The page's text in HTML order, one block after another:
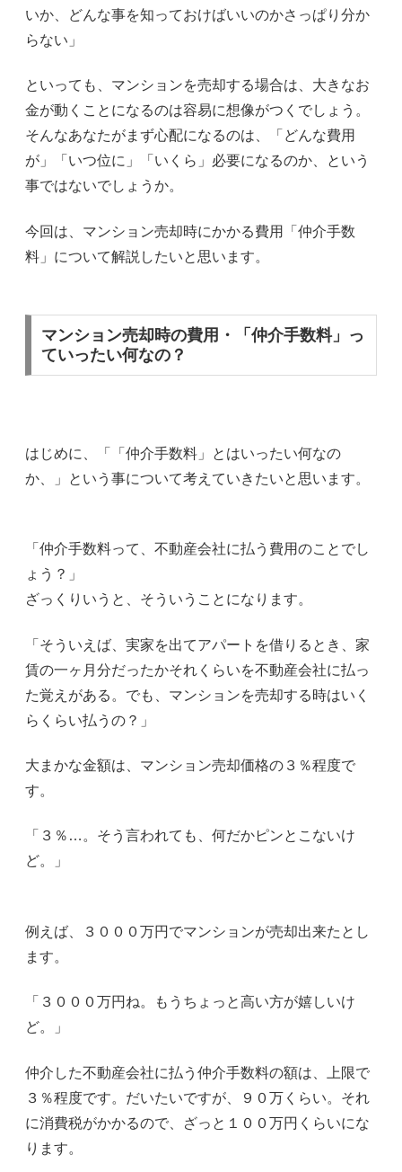
いか、どんな事を知っておけばいいのかさっぱり分か
らない」
といっても、マンションを売却する場合は、大きなお
金が動くことになるのは容易に想像がつくでしょう。
そんなあなたがまず心配になるのは、「どんな費用
が」「いつ位に」「いくら」必要になるのか、という
事ではないでしょうか。
今回は、マンション売却時にかかる費用「仲介手数
料」について解説したいと思います。
マンション売却時の費用・「仲介手数料」っ
ていったい何なの？
はじめに、「「仲介手数料」とはいったい何なの
か、」という事について考えていきたいと思います。
「仲介手数料って、不動産会社に払う費用のことでし
ょう？」
ざっくりいうと、そういうことになります。
「そういえば、実家を出てアパートを借りるとき、家
賃の一ヶ月分だったかそれくらいを不動産会社に払っ
た覚えがある。でも、マンションを売却する時はいく
らくらい払うの？」
大まかな金額は、マンション売却価格の３％程度で
す。
「３％…。そう言われても、何だかピンとこないけ
ど。」
例えば、３０００万円でマンションが売却出来たとし
ます。
「３０００万円ね。もうちょっと高い方が嬉しいけ
ど。」
仲介した不動産会社に払う仲介手数料の額は、上限で
３％程度です。だいたいですが、９０万くらい。それ
に消費税がかかるので、ざっと１００万円くらいにな
ります。